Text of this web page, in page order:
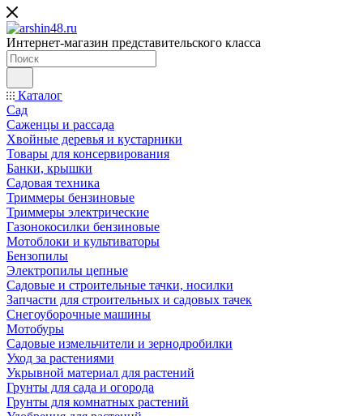
Интернет-магазин представительского класса
Каталог
Сад
Саженцы и рассада
Хвойные деревья и кустарники
Товары для консервирования
Банки, крышки
Садовая техника
Триммеры бензиновые
Триммеры электрические
Газонокосилки бензиновые
Мотоблоки и культиваторы
Бензопилы
Электропилы цепные
Садовые и строительные тачки, носилки
Запчасти для строительных и садовых тачек
Снегоуборочные машины
Мотобуры
Садовые измельчители и зернодробилки
Уход за растениями
Укрывной материал для растений
Грунты для сада и огорода
Грунты для комнатных растений